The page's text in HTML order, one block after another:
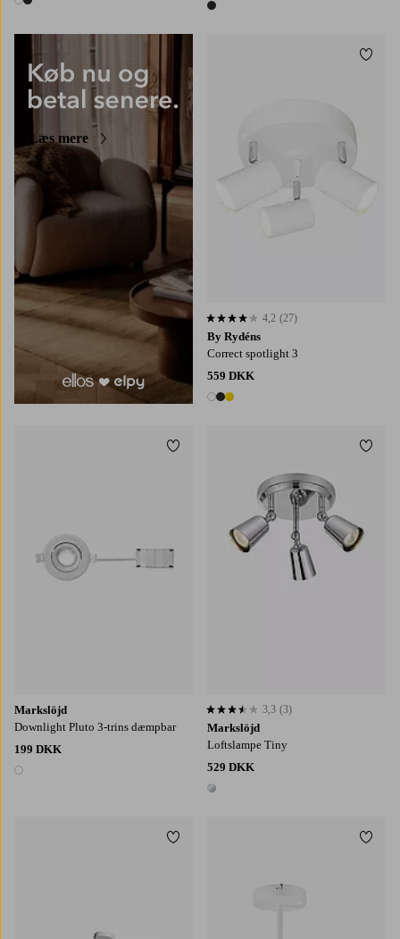
2 farver 1 farve
Læs mere
By Rydéns
Correct spotlight 3
559 DKK
3 farver
4,2 baseret på 27 bedømmelser
4,2 (27)
Markslöjd
Downlight Pluto 3-trins dæmpbar
199 DKK
1 farve
Tilføj til favoritter
Markslöjd
Loftslampe Tiny
529 DKK
1 farve
3,3 baseret på 3 bedømmelser
3,3 (3)
Tilføj til favoritter